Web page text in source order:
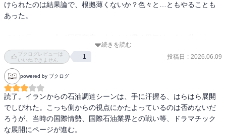
けられたのは結果論で、根拠薄くないか？色々と…ともやることも
あった。
なくて、それを持つ人がもっと増え、国や企業の上の方、一般人の
中でも声を上げられるといいけど、そんなことはなくてどんどん苦
しくなってるからこそ、眩しいほどに輝いていて胸が熱くなった。
この本で国岡商店の足を引っ張ろうとしていたような人たちとか、
国岡商店にある倫理観や道徳のかけらもないような人たちで溢れか
えって牛耳られてる世の中だなと思うけど、この本に感動して心震
える人がまだまだ日本にはいるとも信じている。
諦めずに手を取り合って日本を支えていきたいねと思う。
続きを読む
ブクログレビューは
いいねできません
1 投稿日 : 2026.06.09
powered by ブクログ
読了。イランからの石油調達シーンは、手に汗握る、はらはら展開
でしびれた。こっち側からの視点にかたよっているのは否めないだ
ろうが、当時の国際情勢、国際石油業界との戦い等、ドラマチック
な展開にページが進む。